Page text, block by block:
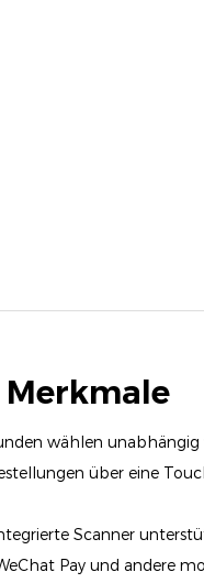
wählen unabhängig
über eine
Scanner
Pay und andere